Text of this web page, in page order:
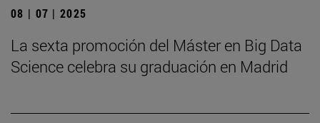
08 | 07 | 2025
La sexta promoción del Máster en Big Data
Science celebra su graduación en Madrid